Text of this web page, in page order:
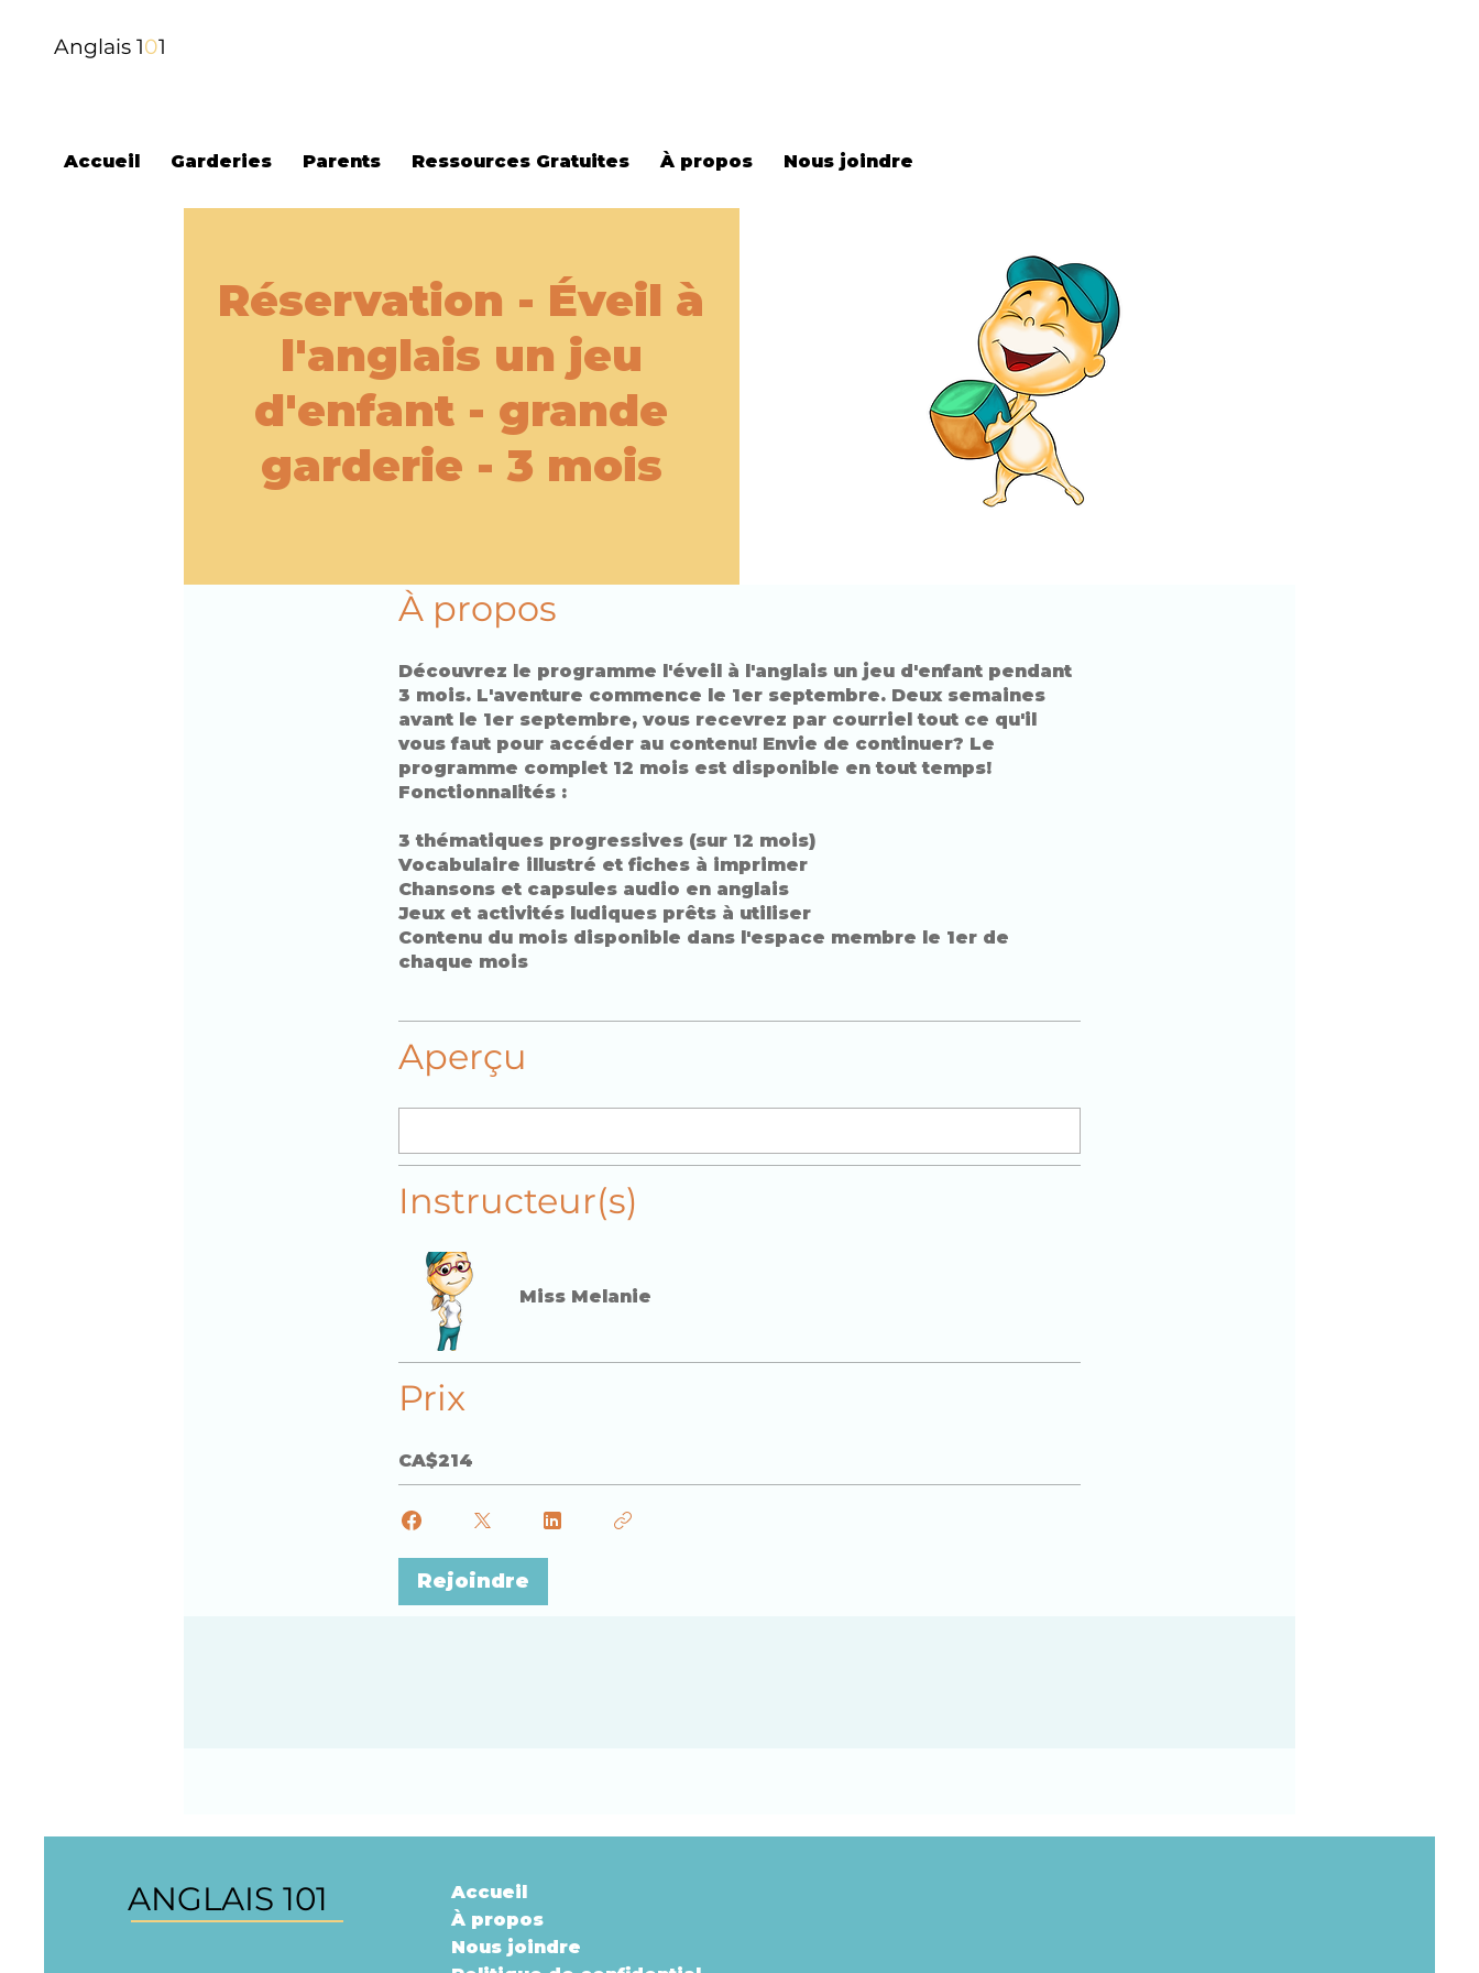
Anglais 101
Accueil Garderies Parents Ressources Gratuites À propos Nous joindre
Réservation - Éveil à
l'anglais un jeu
d'enfant - grande
garderie - 3 mois
À propos
Découvrez le programme l'éveil à l'anglais un jeu d'enfant pendant
3 mois. L'aventure commence le 1er septembre. Deux semaines
avant le 1er septembre, vous recevrez par courriel tout ce qu'il
vous faut pour accéder au contenu! Envie de continuer? Le
programme complet 12 mois est disponible en tout temps!
Fonctionnalités :
3 thématiques progressives (sur 12 mois)
Vocabulaire illustré et fiches à imprimer
Chansons et capsules audio en anglais
Jeux et activités ludiques prêts à utiliser
Contenu du mois disponible dans l'espace membre le 1er de
chaque mois
Aperçu
Instructeur(s)
Miss Melanie
Prix
CA$214
Rejoindre
ANGLAIS 101
Accueil
À propos
Nous joindre